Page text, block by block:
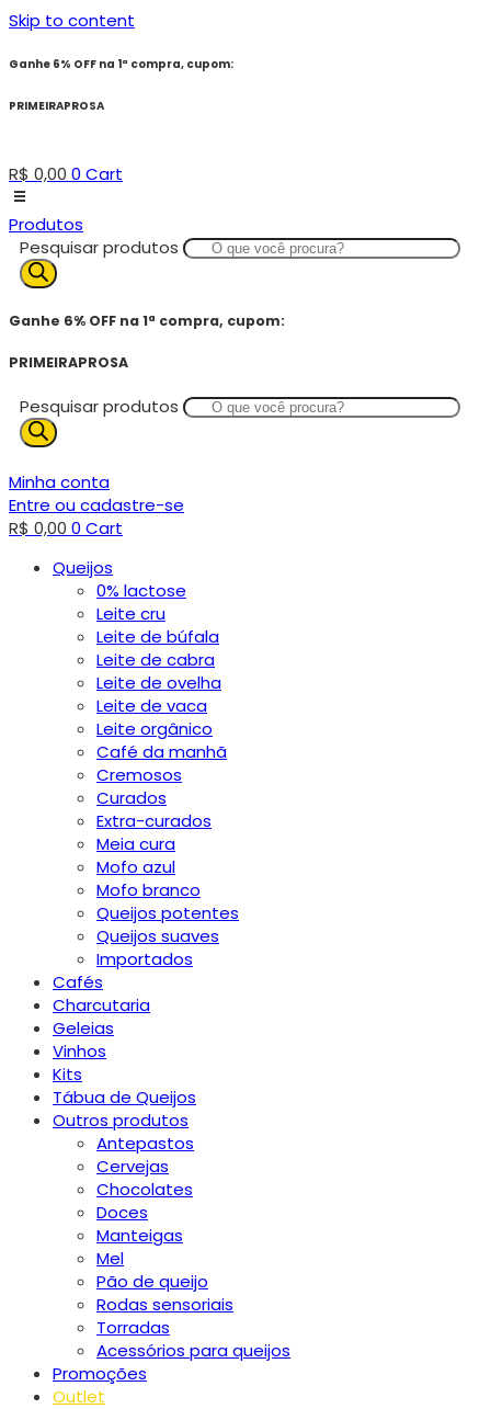
Skip to content
Ganhe 6% OFF na 1ª compra, cupom:
PRIMEIRAPROSA
R$ 0,00 0 Cart
Produtos
Pesquisar produtos
Ganhe 6% OFF na 1ª compra, cupom:
PRIMEIRAPROSA
Pesquisar produtos
Minha conta
Entre ou cadastre-se
R$ 0,00 0 Cart
Queijos
0% lactose
Leite cru
Leite de búfala
Leite de cabra
Leite de ovelha
Leite de vaca
Leite orgânico
Café da manhã
Cremosos
Curados
Extra-curados
Meia cura
Mofo azul
Mofo branco
Queijos potentes
Queijos suaves
Importados
Cafés
Charcutaria
Geleias
Vinhos
Kits
Tábua de Queijos
Outros produtos
Antepastos
Cervejas
Chocolates
Doces
Manteigas
Mel
Pão de queijo
Rodas sensoriais
Torradas
Acessórios para queijos
Promoções
Outlet